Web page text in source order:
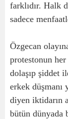
farklıdır. Halk
sadece
Özgecan
protestonun
dolaşıp şiddet
erkek düşmanı
diyen iktidarın
bütün dünyada